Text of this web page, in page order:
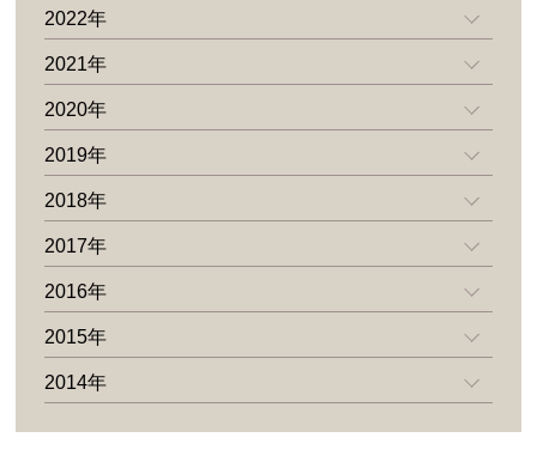
2022年
2021年
2020年
2019年
2018年
2017年
2016年
2015年
2014年